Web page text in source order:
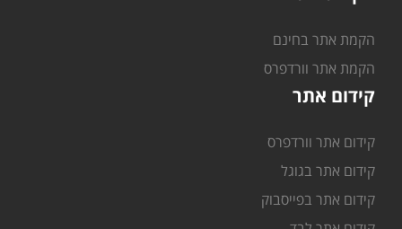
הקמת אתר בחינם
הקמת אתר וורדפרס
קידום אתר
קידום אתר וורדפרס
קידום אתר בגוגל
קידום אתר בפייסבוק